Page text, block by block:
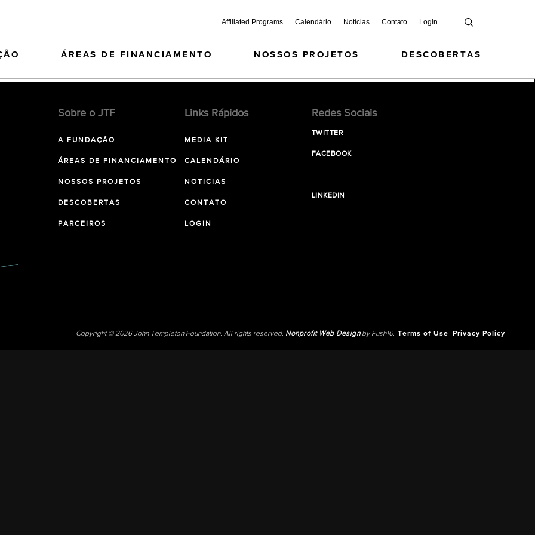
Affiliated Programs Calendário Notícias Contato Login
ÁREAS DE FINANCIAMENTO NOSSOS PROJETOS DESCOBERTAS
Sobre o JTF
A FUNDAÇÃO
ÁREAS DE FINANCIAMENTO
NOSSOS PROJETOS
DESCOBERTAS
PARCEIROS
Links Rápidos
MEDIA KIT
CALENDÁRIO
NOTICIAS
CONTATO
LOGIN
Redes Sociais
TWITTER
FACEBOOK
LINKEDIN
Copyright © 2026 John Templeton Foundation. All rights reserved. Nonprofit Web Designby Push10. Terms of Use Privacy Policy